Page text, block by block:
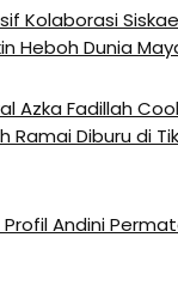
Kolaborasi
Heboh Dunia
Azka Fadillah
Ramai Diburu di
Andini